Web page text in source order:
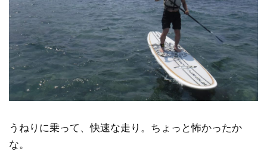
うねりに乗って、快速な走り。ちょっと怖かったか
な。